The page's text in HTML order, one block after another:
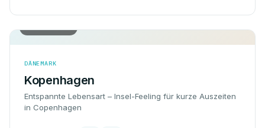
DÄNEMARK
Kopenhagen
Entspannte Lebensart – Insel-Feeling für kurze Auszeiten
in Copenhagen